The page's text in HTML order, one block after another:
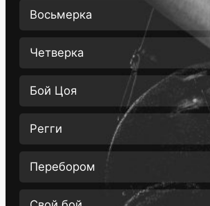
Восьмерка
Четверка
Бой Цоя
Регги
Перебором